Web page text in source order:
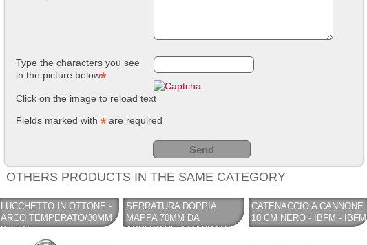
Type the characters you see
in the picture below
Click on the image to reload text
Fields marked with
are required
OTHERS PRODUCTS IN THE SAME CATEGORY
LUCCHETTO IN OTTONE -
ARCO TEMPERATO/30MM -
BULLIT
SERRATURA DOPPIA
MAPPA 70MM DA
APPLICARE 4 MANDATE
CATENACCIO A CANNONE
10 CM NERO - IBFM - IBFM